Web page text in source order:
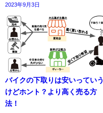
2023年9月3日
バイクの下取りは安いっていう
けどホント？より高く売る方
法！